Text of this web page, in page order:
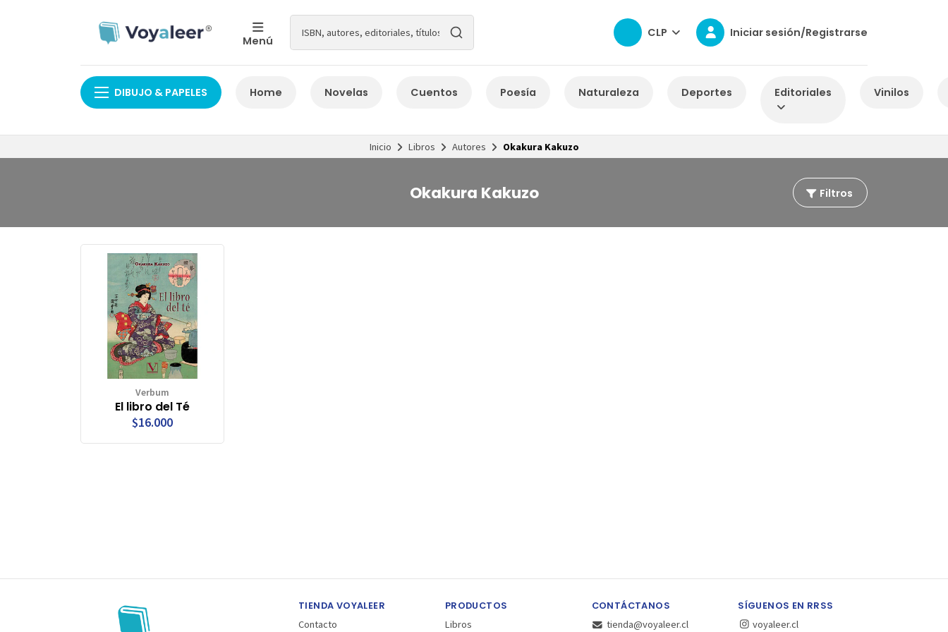
Menú
CLP Iniciar sesión/Registrarse
DIBUJO & PAPELES Home Novelas Cuentos Poesía Naturaleza Deportes Editoriales Vinilos
Inicio Libros Autores Okakura Kakuzo
Okakura Kakuzo Filtros
Verbum
El libro del Té
$16.000
TIENDA VOYALEER
Contacto
PRODUCTOS
Libros
CONTÁCTANOS
tienda@voyaleer.cl
SÍGUENOS EN RRSS
voyaleer.cl